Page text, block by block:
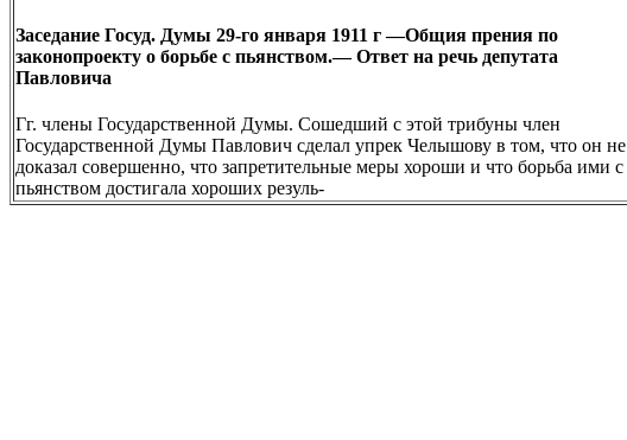
Заседание Госуд. Думы 29-го января 1911 г —Общия прения по
законопроекту о борьбе с пьянством.— Ответ на речь депутата
Павловича
Гг. члены Государственной Думы. Сошедший с этой трибуны член
Государственной Думы Павлович сделал упрек Челышову в том, что он не
доказал совершенно, что запретительные меры хороши и что борьба ими с
пьянством достигала хороших резуль-